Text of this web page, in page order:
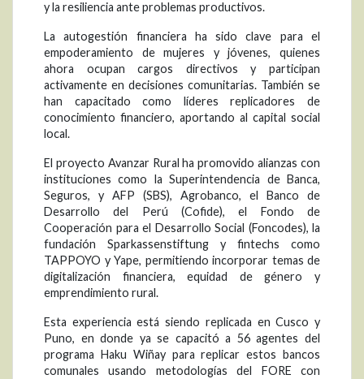
y la resiliencia ante problemas productivos.
La autogestión financiera ha sido clave para el
empoderamiento de mujeres y jóvenes, quienes
ahora ocupan cargos directivos y participan
activamente en decisiones comunitarias. También se
han capacitado como líderes replicadores de
conocimiento financiero, aportando al capital social
local.
El proyecto Avanzar Rural ha promovido alianzas con
instituciones como la Superintendencia de Banca,
Seguros, y AFP (SBS), Agrobanco, el Banco de
Desarrollo del Perú (Cofide), el Fondo de
Cooperación para el Desarrollo Social (Foncodes), la
fundación Sparkassenstiftung y fintechs como
TAPPOYO y Yape, permitiendo incorporar temas de
digitalización financiera, equidad de género y
emprendimiento rural.
Esta experiencia está siendo replicada en Cusco y
Puno, en donde ya se capacitó a 56 agentes del
programa Haku Wiñay para replicar estos bancos
comunales usando metodologías del FORE con